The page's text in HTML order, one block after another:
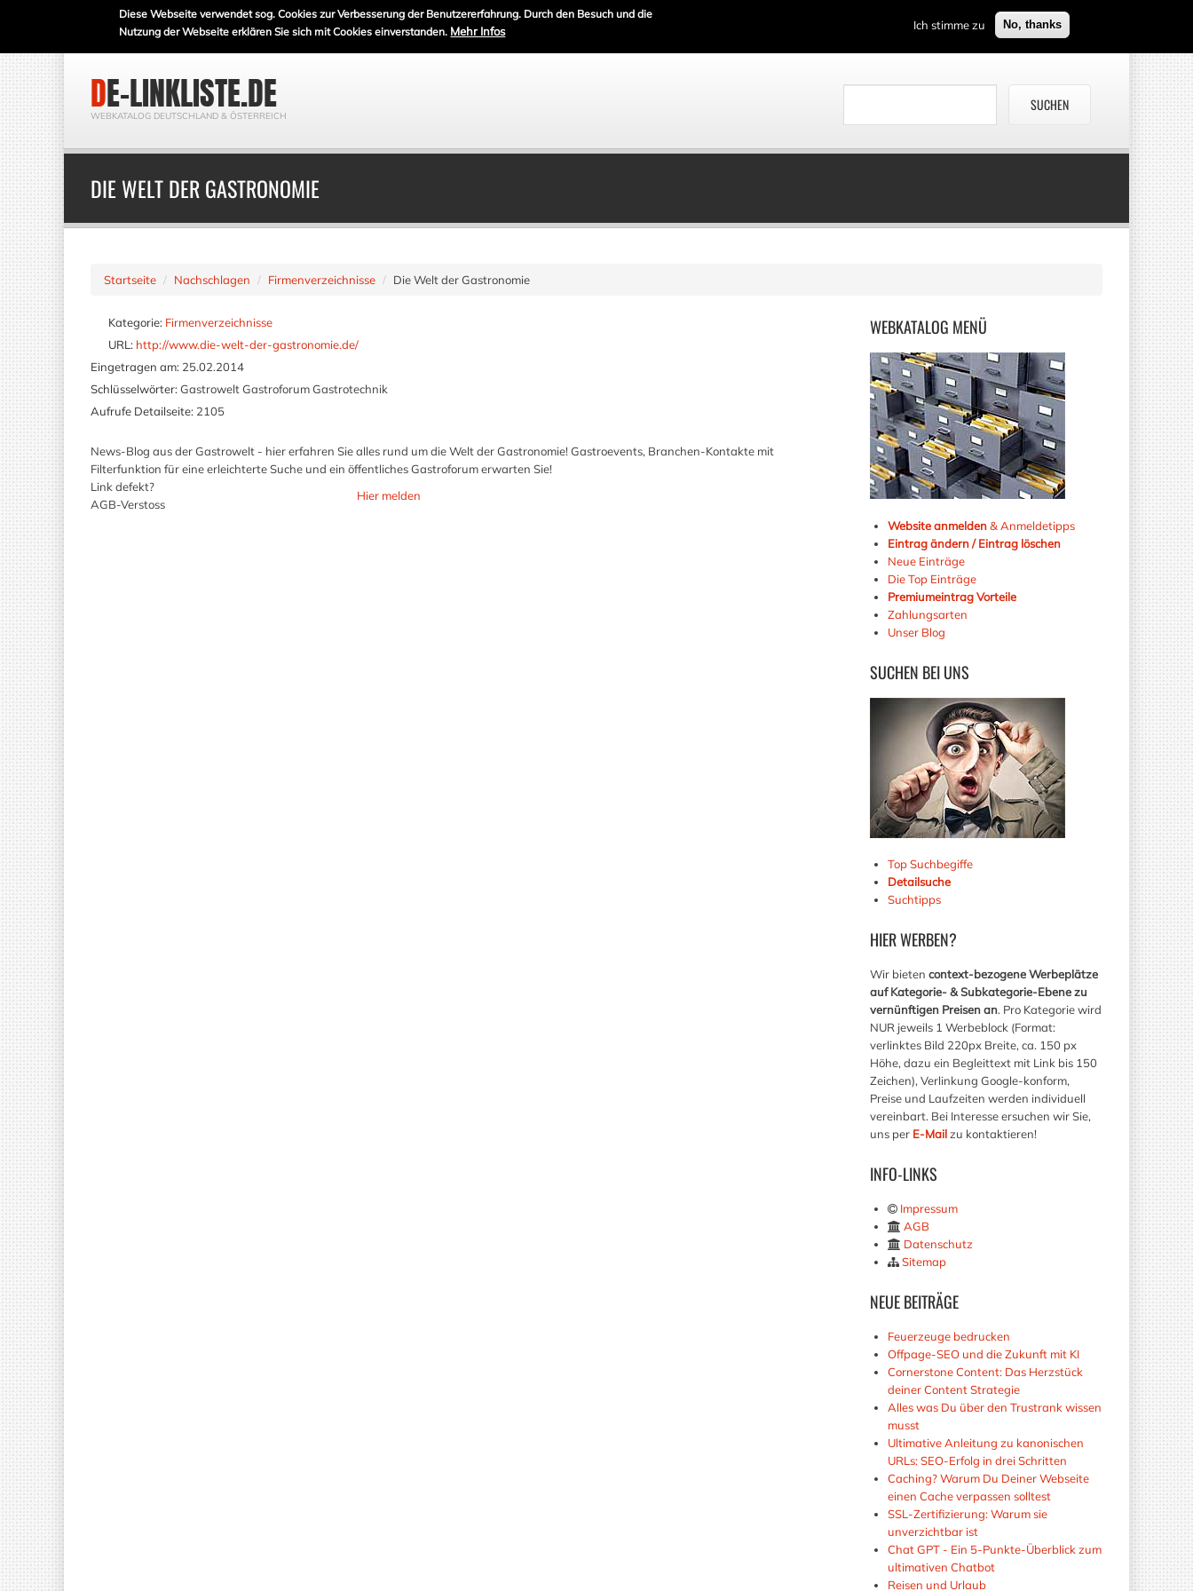
Diese Webseite verwendet sog. Cookies zur Verbesserung der Benutzererfahrung. Durch den Besuch und die
Nutzung der Webseite erklären Sie sich mit Cookies einverstanden. Mehr Infos Ich stimme zu No, thanks
DE-LINKLISTE.DE
WEBKATALOG DEUTSCHLAND & ÖSTERREICH
DIE WELT DER GASTRONOMIE
Startseite Nachschlagen Firmenverzeichnisse Die Welt der Gastronomie
WEBKATALOG MENÜ
Website anmelden& Anmeldetipps
Eintrag ändern / Eintrag löschen
Neue Einträge
Die Top Einträge
Premiumeintrag Vorteile
Zahlungsarten
Unser Blog
SUCHEN BEI UNS
Top Suchbegiffe
Detailsuche
Suchtipps
HIERWERBEN?
Wir bieten context-bezogene Werbeplätze
auf Kategorie- & Subkategorie-Ebene zu
vernünftigen Preisen an. Pro Kategorie wird
NUR jeweils 1 Werbeblock (Format:
verlinktes Bild 220px Breite, ca. 150 px
Höhe, dazu ein Begleittext mit Link bis 150
Zeichen), Verlinkung Google-konform,
Preise und Laufzeiten werden individuell
vereinbart. Bei Interesse ersuchen wir Sie,
uns per E-Mailzu kontaktieren!
INFO-LINKS
Impressum
AGB
Datenschutz
Sitemap
NEUEBEITRÄGE
Feuerzeuge bedrucken
Offpage-SEO und die Zukunft mit KI
Cornerstone Content: Das Herzstück
deiner Content Strategie
Alles was Du über den Trustrank wissen
musst
Ultimative Anleitung zu kanonischen
URLs: SEO-Erfolg in drei Schritten
Caching? Warum Du Deiner Webseite
einen Cache verpassen solltest
SSL-Zertifizierung: Warum sie
unverzichtbar ist
Chat GPT - Ein 5-Punkte-Überblick zum
ultimativen Chatbot
Reisen und Urlaub
Kategorie: Firmenverzeichnisse
URL: http://www.die-welt-der-gastronomie.de/
Eingetragen am: 25.02.2014
Schlüsselwörter: Gastrowelt Gastroforum Gastrotechnik
Aufrufe Detailseite: 2105
News-Blog aus der Gastrowelt - hier erfahren Sie alles rund um die Welt der Gastronomie! Gastroevents, Branchen-Kontakte mit
Filterfunktion für eine erleichterte Suche und ein öffentliches Gastroforum erwarten Sie!
Link defekt?
AGB-Verstoss
Hier melden